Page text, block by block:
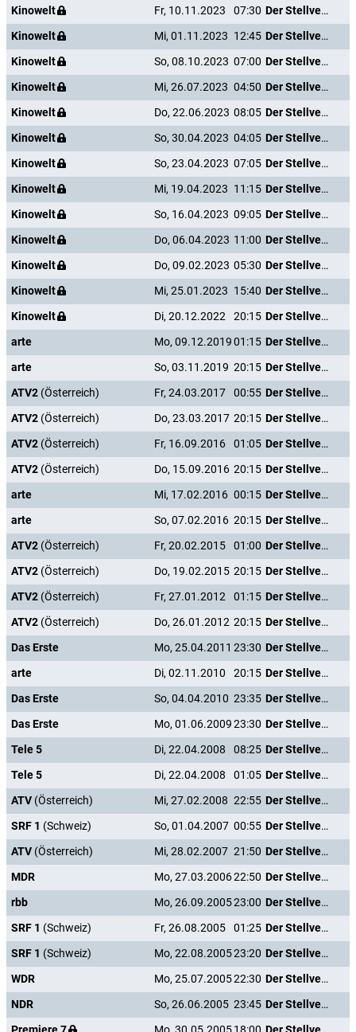
Kinowelt
Fr, 10.11.2023 07:30
Der Stellvertreter
Kinowelt
Mi, 01.11.2023 12:45
Der Stellvertreter
Kinowelt
So, 08.10.2023 07:00
Der Stellvertreter
Kinowelt
Mi, 26.07.2023 04:50
Der Stellvertreter
Kinowelt
Do, 22.06.2023 08:05
Der Stellvertreter
Kinowelt
So, 30.04.2023 04:05
Der Stellvertreter
Kinowelt
So, 23.04.2023 07:05
Der Stellvertreter
Kinowelt
Mi, 19.04.2023 11:15
Der Stellvertreter
Kinowelt
So, 16.04.2023 09:05
Der Stellvertreter
Kinowelt
Do, 06.04.2023 11:00
Der Stellvertreter
Kinowelt
Do, 09.02.2023 05:30
Der Stellvertreter
Kinowelt
Mi, 25.01.2023 15:40
Der Stellvertreter
Kinowelt
Di, 20.12.2022 20:15
Der Stellvertreter
arte
Mo, 09.12.201901:15
Der Stellvertreter
arte
So, 03.11.2019 20:15
Der Stellvertreter
ATV2 (Österreich) Fr, 24.03.2017 00:55
Der Stellvertreter
ATV2 (Österreich) Do, 23.03.2017 20:15
Der Stellvertreter
ATV2 (Österreich) Fr, 16.09.2016 01:05
Der Stellvertreter
ATV2 (Österreich) Do, 15.09.2016 20:15
Der Stellvertreter
arte
Mi, 17.02.2016 00:15
Der Stellvertreter
arte
So, 07.02.2016 20:15
Der Stellvertreter
ATV2 (Österreich) Fr, 20.02.2015 01:00
Der Stellvertreter
ATV2 (Österreich) Do, 19.02.2015 20:15
Der Stellvertreter
ATV2 (Österreich) Fr, 27.01.2012 01:15
Der Stellvertreter
ATV2 (Österreich) Do, 26.01.2012 20:15
Der Stellvertreter
Das Erste
Mo, 25.04.2011 23:30
Der Stellvertreter
arte
Di, 02.11.2010 20:15
Der Stellvertreter
Das Erste
So, 04.04.2010 23:35
Der Stellvertreter
Das Erste
Mo, 01.06.200923:30
Der Stellvertreter
Tele 5
Di, 22.04.2008 08:25
Der Stellvertreter
Tele 5
Di, 22.04.2008 01:05
Der Stellvertreter
ATV (Österreich) Mi, 27.02.2008 22:55
Der Stellvertreter
SRF 1 (Schweiz) So, 01.04.2007 00:55
Der Stellvertreter
ATV (Österreich) Mi, 28.02.2007 21:50
Der Stellvertreter
MDR
Mo, 27.03.200622:50
Der Stellvertreter
rbb
Mo, 26.09.200523:00
Der Stellvertreter
SRF 1 (Schweiz) Fr, 26.08.2005 01:25
Der Stellvertreter
SRF 1 (Schweiz) Mo, 22.08.200523:20
Der Stellvertreter
WDR
Mo, 25.07.200522:30
Der Stellvertreter
NDR
So, 26.06.2005 23:45
Der Stellvertreter